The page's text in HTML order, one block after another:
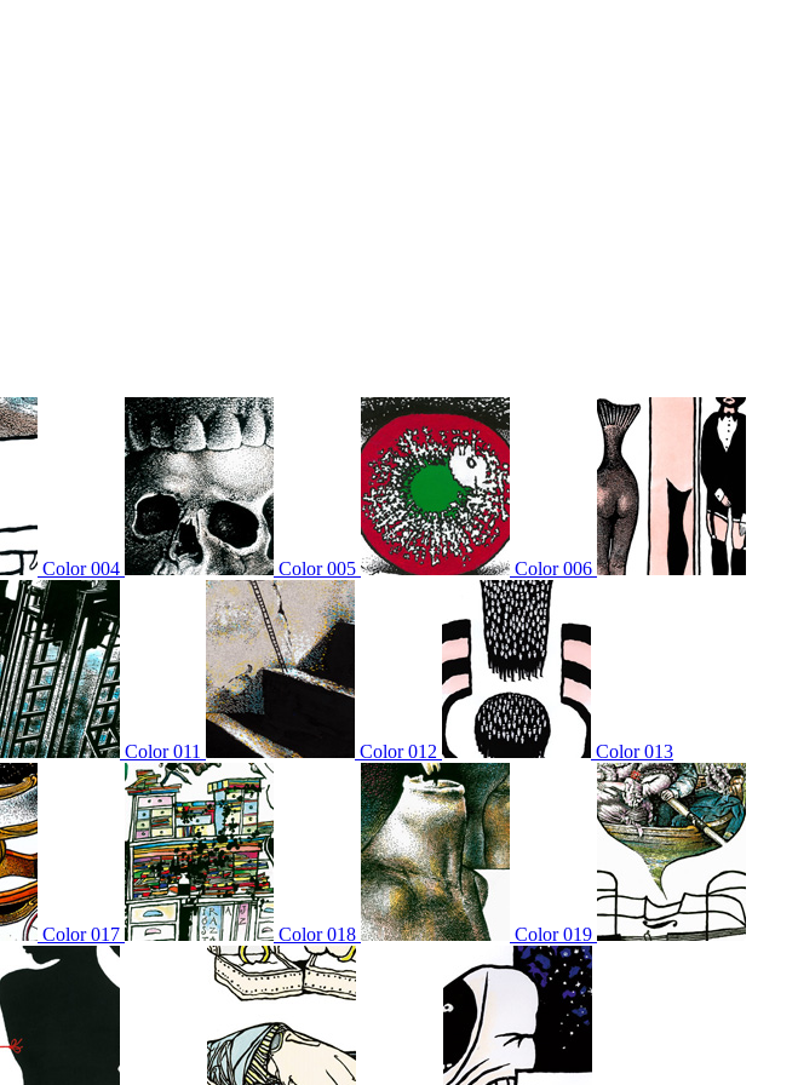
Color 004 Color 005 Color 006
Color 011 Color 012 Color 013
Color 017 Color 018 Color 019